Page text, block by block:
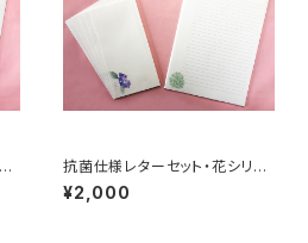
抗菌仕様レターセット・花シリー
ズ「紫陽花」封筒10枚＋レター1
0枚入り
¥2,000